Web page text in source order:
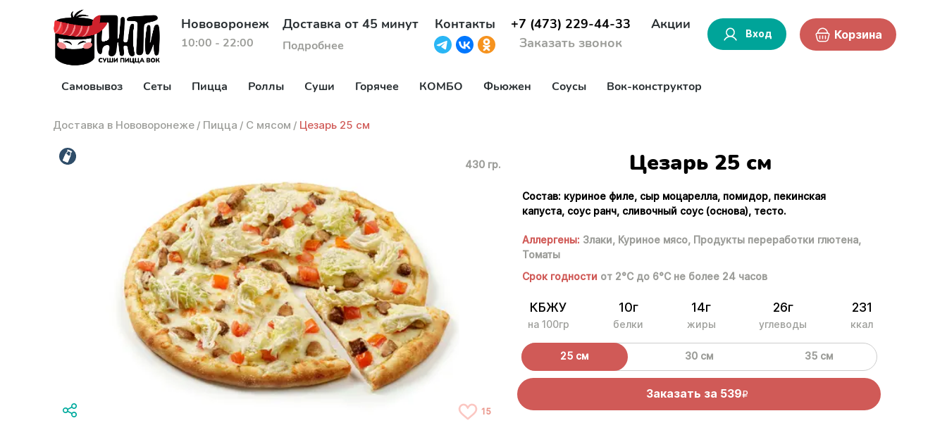
Нововоронеж
10:00 - 22:00
Доставка от 45 минут
Подробнее
Контакты
+7 (473) 229-44-33
Заказать звонок
Акции
Вход Корзина
Самовывоз Сеты Пицца Роллы Суши Горячее КОМБО Фьюжен Соусы Вок-конструктор
Доставка в Нововоронеже / Пицца / С мясом / Цезарь 25 см
430 гр.
15
Цезарь 25 см
Состав: куриное филе, сыр моцарелла, помидор, пекинская
капуста, соус ранч, сливочный соус (основа), тесто.
Аллергены: Злаки, Куриное мясо, Продукты переработки глютена,
Томаты
Срок годности от 2°С до 6°С не более 24 часов
КБЖУ
на 100гр
10г
белки
14г
жиры
26г
углеводы
231
ккал
25 см 30 см 35 см
Заказать за 539R